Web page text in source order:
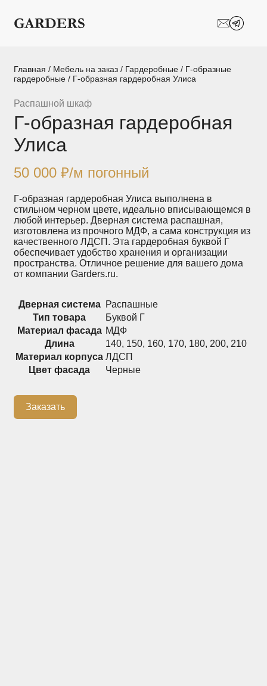
Шкафы-купе
Межкомнатные
Мебель в детскую Мебель в ванную
хранения
Прихожие
Стеллажи Тумбы
Шкафы по
назначению
Гардеробные
+7 (926) 192-03-75
Доставка
Главная / Мебель на заказ / Гардеробные / Г-образные
гардеробные / Г-образная гардеробная Улиса
Распашной шкаф
Г-образная гардеробная
Улиса
50 000₽/м погонный
Г-образная гардеробная Улиса выполнена в
стильном черном цвете, идеально вписывающемся в
любой интерьер. Дверная система распашная,
изготовлена из прочного МДФ, а сама конструкция из
качественного ЛДСП. Эта гардеробная буквой Г
обеспечивает удобство хранения и организации
пространства. Отличное решение для вашего дома
от компании Garders.ru.
Дверная система Распашные
Тип товара
Буквой Г
Материал фасада МДФ
Длина
140, 150, 160, 170, 180, 200, 210
Материал корпуса ЛДСП
Цвет фасада
Черные
Заказать